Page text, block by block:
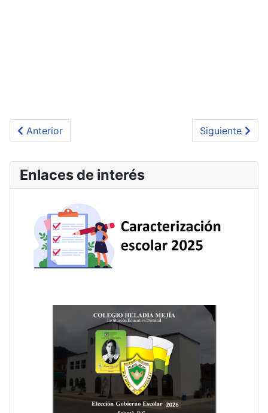
Artículo anterior: Proceso de matrícula y requisitos
Anterior Artículo
Siguiente
Enlaces de interés